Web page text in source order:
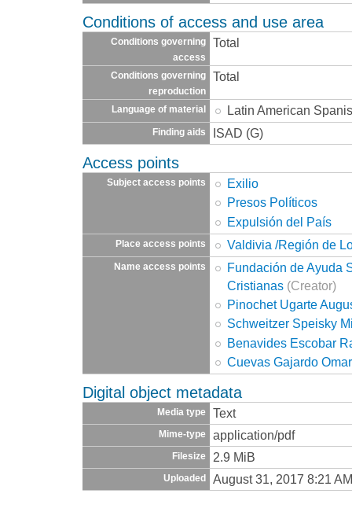
Conditions of access and use area
Conditions governing
access
Total
Conditions governing
reproduction
Total
Language of material Latin American
Finding aids ISAD (G)
Access points
Subject access points
Exilio
Presos Políticos
Expulsión del País
Place access points Valdivia /Región de
Name access points
Fundación de Ayuda
Cristianas (Creator)
Pinochet Ugarte
Schweitzer Speisky
Benavides Escobar
Cuevas Gajardo
Digital object metadata
Media type Text
Mime-type application/pdf
Filesize 2.9 MiB
Uploaded August 31, 2017 8:21 AM